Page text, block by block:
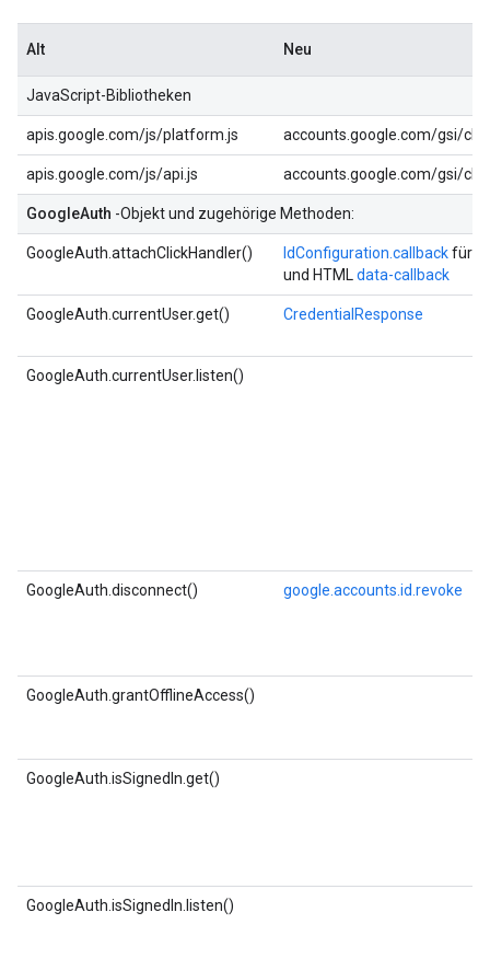
Alt Neu
JavaScript-Bibliotheken
apis.google.com/js/platform.js accounts.google.com/gsi/
apis.google.com/js/api.js accounts.google.com/gsi/
GoogleAuth -Objekt und zugehörige Methoden:
GoogleAuth.attachClickHandler() IdConfiguration.callbackfür
und HTML data-callback
GoogleAuth.currentUser.get() CredentialResponse
GoogleAuth.currentUser.listen()
GoogleAuth.disconnect() google.accounts.id.revoke
GoogleAuth.grantOfflineAccess()
GoogleAuth.isSignedIn.get()
GoogleAuth.isSignedIn.listen()